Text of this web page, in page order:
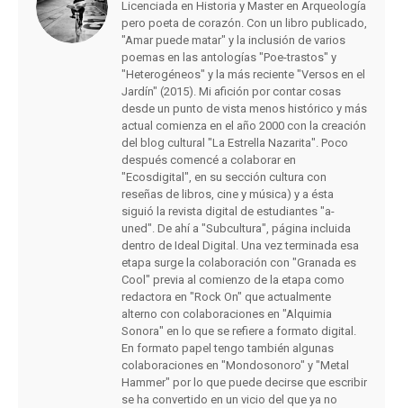
Licenciada en Historia y Master en Arqueología
pero poeta de corazón. Con un libro publicado,
"Amar puede matar" y la inclusión de varios
poemas en las antologías "Poe-trastos" y
"Heterogéneos" y la más reciente "Versos en el
Jardín" (2015). Mi afición por contar cosas
desde un punto de vista menos histórico y más
actual comienza en el año 2000 con la creación
del blog cultural "La Estrella Nazarita". Poco
después comencé a colaborar en
"Ecosdigital", en su sección cultura con
reseñas de libros, cine y música) y a ésta
siguió la revista digital de estudiantes "a-
uned". De ahí a "Subcultura", página incluida
dentro de Ideal Digital. Una vez terminada esa
etapa surge la colaboración con "Granada es
Cool" previa al comienzo de la etapa como
redactora en "Rock On" que actualmente
alterno con colaboraciones en "Alquimia
Sonora" en lo que se refiere a formato digital.
En formato papel tengo también algunas
colaboraciones en "Mondosonoro" y "Metal
Hammer" por lo que puede decirse que escribir
se ha convertido en un vicio del que ya no